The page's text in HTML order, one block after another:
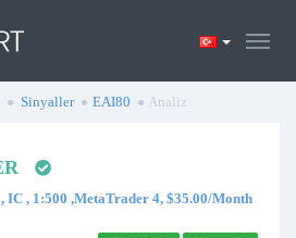
Sinyaller EAI80 Analiz
, IC , 1:500 ,MetaTrader 4, $35.00/Month